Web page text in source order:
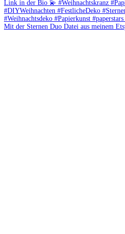
Mit der Sternen Duo Datei aus meinem